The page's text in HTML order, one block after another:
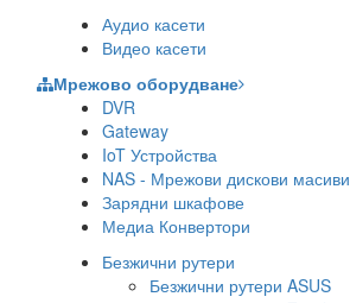
Аудио касети
Видео касети
Мрежово оборудване
DVR
Gateway
IoT Устройства
NAS - Мрежови дискови масиви
Зарядни шкафове
Медиа Конвертори
Безжични рутери
Безжични рутери ASUS